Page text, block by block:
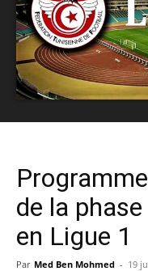
de la
en Ligue 1
Par Med Ben Mohmed - 19